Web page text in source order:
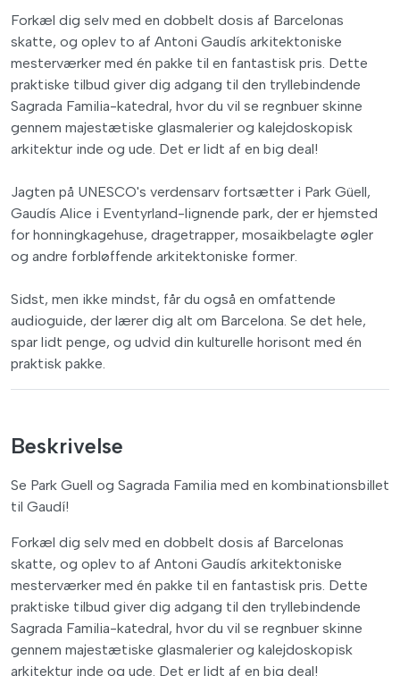
Forkæl dig selv med en dobbelt dosis af Barcelonas
skatte, og oplev to af Antoni Gaudís arkitektoniske
mesterværker med én pakke til en fantastisk pris. Dette
praktiske tilbud giver dig adgang til den tryllebindende
Sagrada Familia-katedral, hvor du vil se regnbuer skinne
gennem majestætiske glasmalerier og kalejdoskopisk
arkitektur inde og ude. Det er lidt af en big deal!
Jagten på UNESCO's verdensarv fortsætter i Park Güell,
Gaudís Alice i Eventyrland-lignende park, der er hjemsted
for honningkagehuse, dragetrapper, mosaikbelagte øgler
og andre forbløffende arkitektoniske former.
Sidst, men ikke mindst, får du også en omfattende
audioguide, der lærer dig alt om Barcelona. Se det hele,
spar lidt penge, og udvid din kulturelle horisont med én
praktisk pakke.
Beskrivelse
Se Park Guell og Sagrada Familia med en kombinationsbillet
til Gaudí!
Forkæl dig selv med en dobbelt dosis af Barcelonas
skatte, og oplev to af Antoni Gaudís arkitektoniske
mesterværker med én pakke til en fantastisk pris. Dette
praktiske tilbud giver dig adgang til den tryllebindende
Sagrada Familia-katedral, hvor du vil se regnbuer skinne
gennem majestætiske glasmalerier og kalejdoskopisk
arkitektur inde og ude. Det er lidt af en big deal!